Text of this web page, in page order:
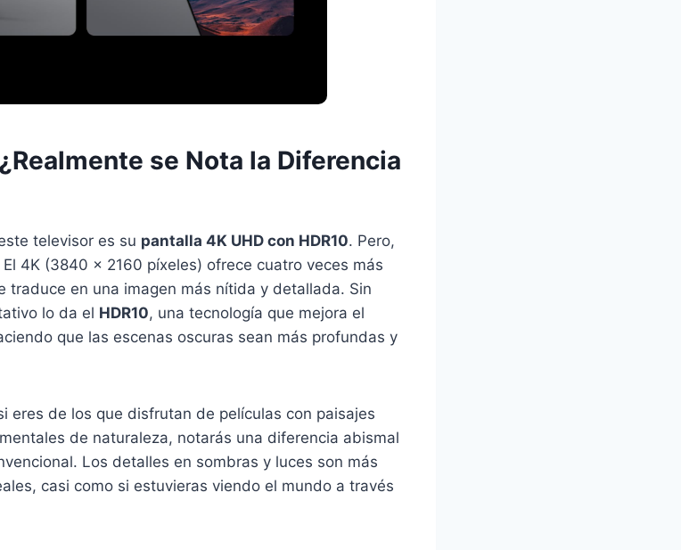
se Nota la Diferencia
televisor es su pantalla 4K UHD con HDR10. Pero,
4K (3840 x 2160 píxeles) ofrece cuatro veces más
traduce en una imagen más nítida y detallada. Sin
lo da el HDR10, una tecnología que mejora el
que las escenas oscuras sean más profundas y
eres de los que disfrutan de películas con paisajes
de naturaleza, notarás una diferencia abismal
Los detalles en sombras y luces son más
casi como si estuvieras viendo el mundo a través